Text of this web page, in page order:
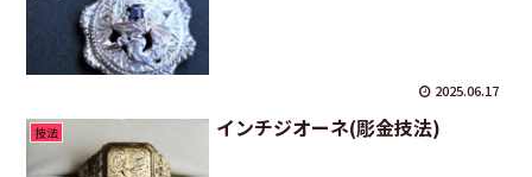
2025.06.17
技法 インチジオーネ(彫金技法)